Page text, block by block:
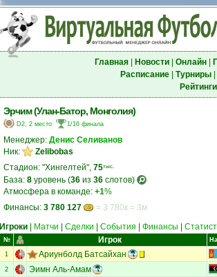
Главная| Новости| Онлайн|
Расписание| Турниры|
Рейтинги
Эрчим (Улан-Батор, Монголия)
D2, 2 место 1/16 финала
Менеджер: Денис Селиванов
Ник:
Zelibobas
Стадион: "Хингелтей", 75тыс.
База: 8 уровень (36 из 36 слотов)
Атмосфера в команде: +1%
Финансы: 3 780 127 = 3 780к = 3м
Игроки Матчи Сделки События Финансы
№ Игрок
1 Ариунболд Батсайхан
2 Эимн Аль-Амам